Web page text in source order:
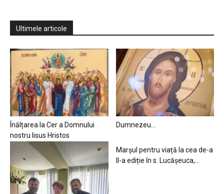
Ultimele articole
Înălțarea la Cer a Domnului
nostru Iisus Hristos
Dumnezeu…
Marșul pentru viață la cea de-a
II-a ediție în s. Lucășeuca,...